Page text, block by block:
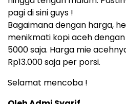
pagi di sini guys !
Bagaimana dengan harga,
menikmati kopi aceh
5000 saja. Harga mie
Rp13.000 saja per porsi.
Selamat mencoba !